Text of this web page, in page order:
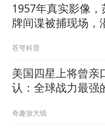
1957年真实影像，
牌间谍被捕现场，
苍穹科普
美国四星上将曾亲
认：全球战力最强
奇趣放大镜